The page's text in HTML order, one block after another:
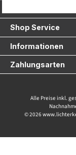
Shop Service
Informationen
Zahlungsarten
Alle Preise inkl.
© 2026